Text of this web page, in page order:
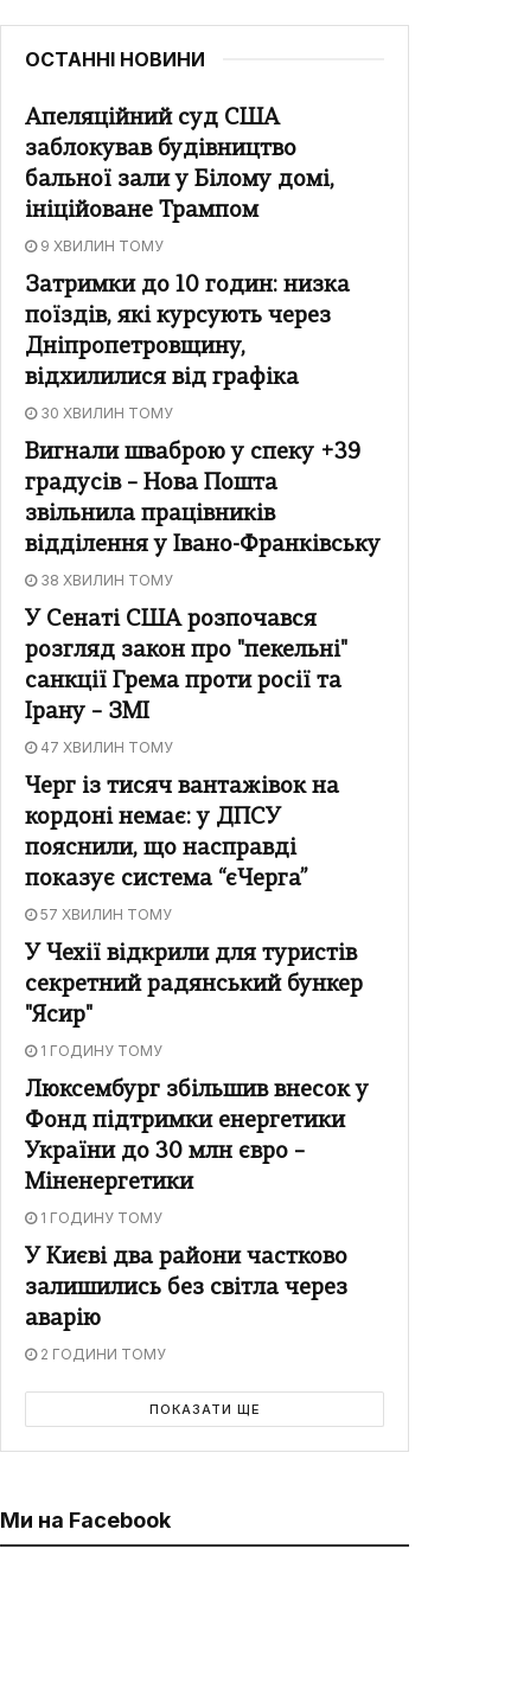
ОСТАННІ НОВИНИ
Апеляційний суд США
заблокував будівництво
бальної зали у Білому домі,
ініційоване Трампом
9 ХВИЛИН ТОМУ
Затримки до 10 годин: низка
поїздів, які курсують через
Дніпропетровщину,
відхилилися від графіка
30 ХВИЛИН ТОМУ
Вигнали шваброю у спеку +39
градусів – Нова Пошта
звільнила працівників
відділення у Івано-Франківську
38 ХВИЛИН ТОМУ
У Сенаті США розпочався
розгляд закон про "пекельні"
санкції Грема проти росії та
Ірану – ЗМІ
47 ХВИЛИН ТОМУ
Черг із тисяч вантажівок на
кордоні немає: у ДПСУ
пояснили, що насправді
показує система “єЧерга”
57 ХВИЛИН ТОМУ
У Чехії відкрили для туристів
секретний радянський бункер
"Ясир"
1 ГОДИНУ ТОМУ
Люксембург збільшив внесок у
Фонд підтримки енергетики
України до 30 млн євро –
Міненергетики
1 ГОДИНУ ТОМУ
У Києві два райони частково
залишились без світла через
аварію
2 ГОДИНИ ТОМУ
ПОКАЗАТИ ЩЕ
Ми на Facebook